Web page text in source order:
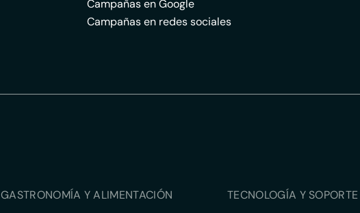
Campañas en Google
Campañas en redes sociales
GASTRONOMÍA Y ALIMENTACIÓN
TECNOLOGÍA Y